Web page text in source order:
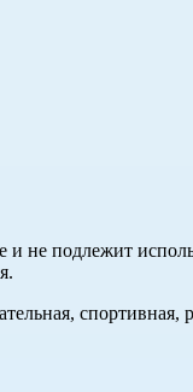
и не подлежит
спортивная,